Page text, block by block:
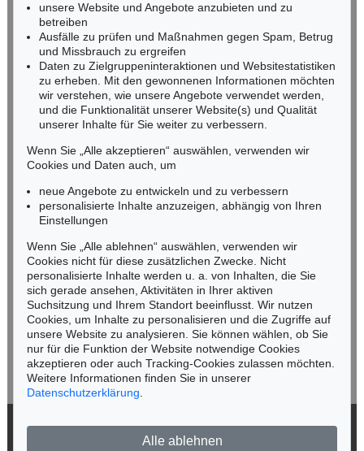
Miriam Heß
Tel.: +49 (0)62 21 58 80-038
Fax: +49 (0)62 21 58 80-595
infoheidelberg@kettererkunst.de
NORDDEUTSCHLAND
Nico Kassel, M.A.
Mobil: +49 (0)171 8618661
n.kassel@kettererkunst.de
Keine Auktion mehr verpassen!
Wir informieren Sie rechtzeitig.
Jetzt zum Newsletter anmelden >
unsere Website und Angebote anzubieten und zu
betreiben
Ausfälle zu prüfen und Maßnahmen gegen Spam, Betrug
und Missbrauch zu ergreifen
Daten zu Zielgruppeninteraktionen und Websitestatistiken
zu erheben. Mit den gewonnenen Informationen möchten
wir verstehen, wie unsere Angebote verwendet werden,
und die Funktionalität unserer Website(s) und Qualität
unserer Inhalte für Sie weiter zu verbessern.
Wenn Sie „Alle akzeptieren“ auswählen, verwenden wir
Cookies und Daten auch, um
neue Angebote zu entwickeln und zu verbessern
personalisierte Inhalte anzuzeigen, abhängig von Ihren
Einstellungen
Wenn Sie „Alle ablehnen“ auswählen, verwenden wir
Cookies nicht für diese zusätzlichen Zwecke. Nicht
personalisierte Inhalte werden u. a. von Inhalten, die Sie
sich gerade ansehen, Aktivitäten in Ihrer aktiven
Suchsitzung und Ihrem Standort beeinflusst. Wir nutzen
Cookies, um Inhalte zu personalisieren und die Zugriffe auf
unsere Website zu analysieren. Sie können wählen, ob Sie
nur für die Funktion der Website notwendige Cookies
akzeptieren oder auch Tracking-Cookies zulassen möchten.
Weitere Informationen finden Sie in unserer
Datenschutzerklärung
Alle ablehnen